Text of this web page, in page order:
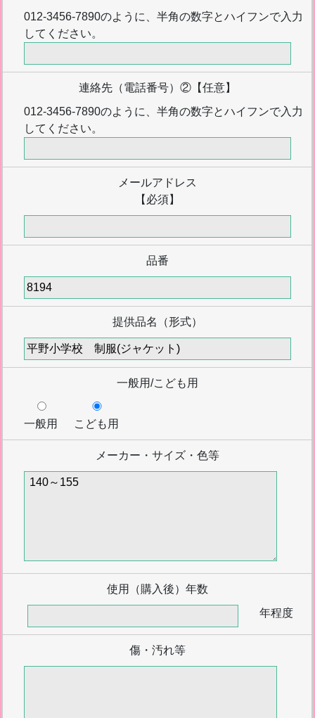
012-3456-7890のように、半角の数字とハイフンで入力
してください。
連絡先（電話番号）②【任意】
012-3456-7890のように、半角の数字とハイフンで入力
してください。
メールアドレス
【必須】
品番
提供品名（形式）
一般用/こども用
一般用 こども用
メーカー・サイズ・色等
使用（購入後）年数
年程度
傷・汚れ等